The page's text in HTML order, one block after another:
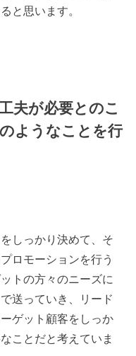
と思います。
夫が必要とのこ
ようなことを行
しっかり決めて、そ
ロモーションを行う
トの方々のニーズに
送っていき、リード
ゲット顧客をしっか
ことだと考えていま